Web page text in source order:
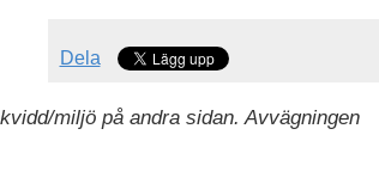
Dela
miljö på andra sidan. Avvägningen